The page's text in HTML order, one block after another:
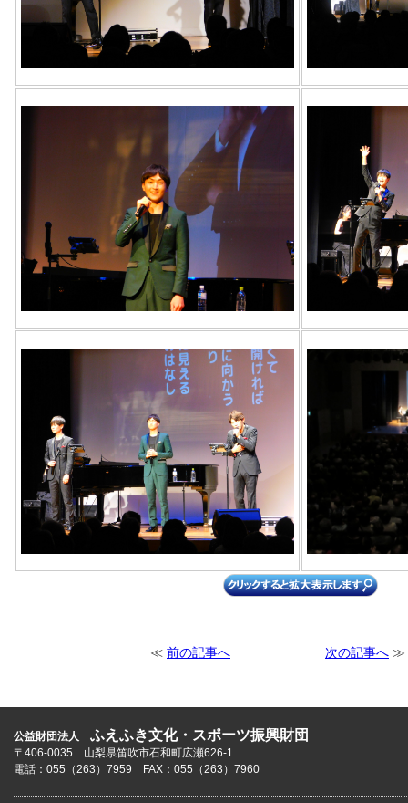
≪ 前の記事へ 次の記事へ ≫
公益財団法人 ふえふき文化・スポーツ振興財団
〒406-0035 山梨県笛吹市石和町広瀬626-1
電話：055（263）7959 FAX：055（263）7960